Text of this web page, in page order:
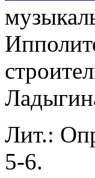
Лит.:
5-6.